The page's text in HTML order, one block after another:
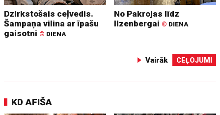
Dzirkstošais ceļvedis.
Šampaņa vilina ar īpašu
gaisotni © DIENA
No Pakrojas līdz
Ilzenbergai © DIENA
Vairāk CEĻOJUMI
KD AFIŠA